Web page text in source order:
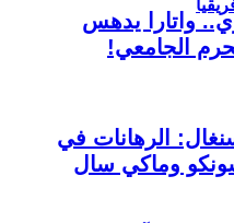
واتارا يدهس
الجامعي!
الرهانات في
وماكي سال